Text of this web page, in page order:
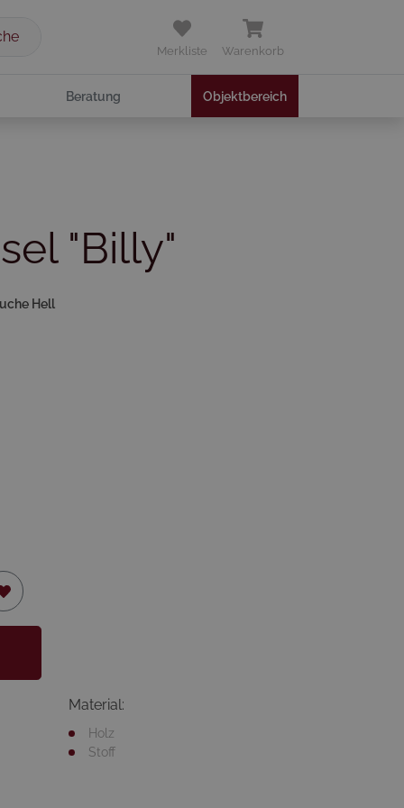
Merkliste Warenkorb
Beratung Objektbereich
"Billy"
Hell
Material:
Holz
Stoff